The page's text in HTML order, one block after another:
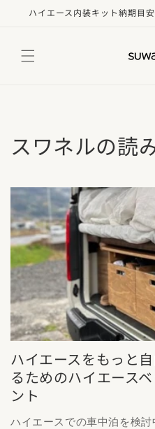
ンツに
ハイエース内装キット納期目
スワネルの読
ハイエースをもっと
るためのハイエース
ント
ハイエースでの車中泊を検